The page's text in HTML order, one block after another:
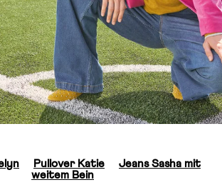
Pullover Katie
Jeans Sasha mit
weitem Bein